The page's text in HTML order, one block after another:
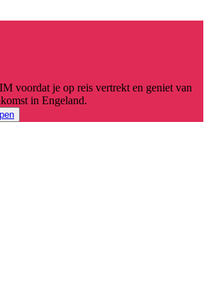
voordat je op reis vertrekt en geniet van
in Engeland.